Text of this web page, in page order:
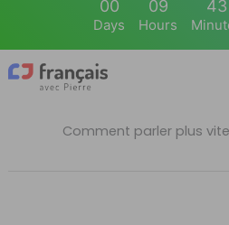
Comment parler plus
00
Days
09
Hours
43